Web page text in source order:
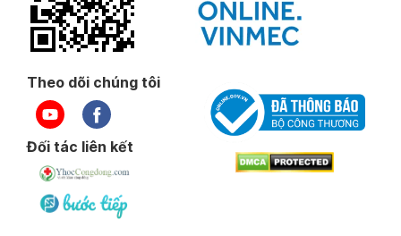
Theo dõi chúng tôi
Đối tác liên kết